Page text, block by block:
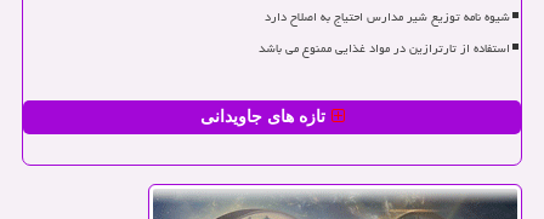
شیوه نامه توزیع شیر مدارس احتیاج به اصلاح دارد
استفاده از تارترازین در مواد غذایی ممنوع می باشد
تازه های جاویدانی